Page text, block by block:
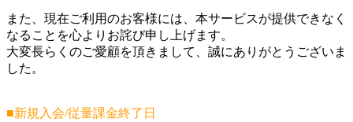
また、現在ご利用のお客様には、本サービスが提供できなく
なることを心よりお詫び申し上げます。
大変長らくのご愛顧を頂きまして、誠にありがとうございま
した。
■新規入会/従量課金終了日